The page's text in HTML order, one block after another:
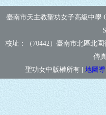
臺南市天主教聖功女子高級中學
校址：（70442）臺南市北區北
傳真
聖功女中版權所有 | 地圖